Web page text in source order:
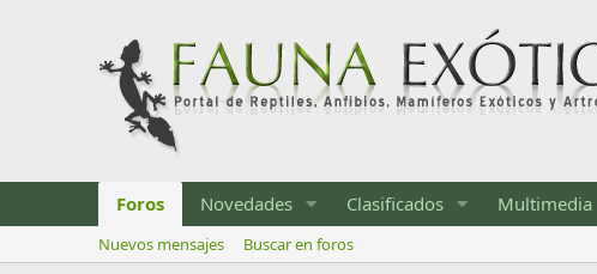
Foros Novedades Clasificados Multimedia
Nuevos mensajes
Buscar en foros